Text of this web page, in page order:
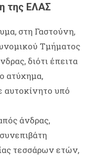
της ΕΛΑΣ
στη Γαστούνη,
Τμήματος
διότι έπειτα
ατύχημα,
αυτοκίνητο υπό
άνδρας,
τεσσάρων ετών,